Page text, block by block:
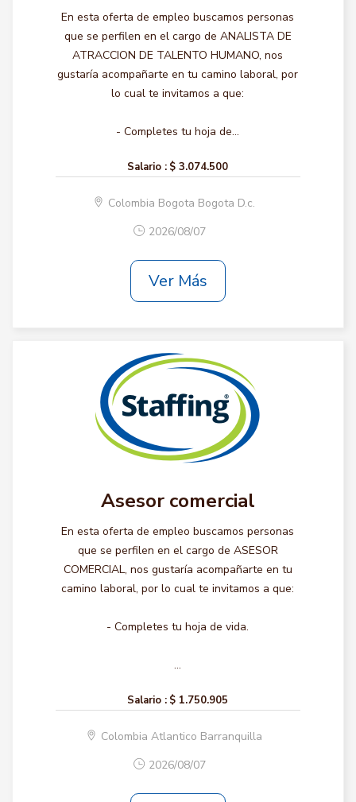
En esta oferta de empleo buscamos personas
que se perfilen en el cargo de ANALISTA DE
ATRACCION DE TALENTO HUMANO, nos
gustaría acompañarte en tu camino laboral, por
lo cual te invitamos a que:
- Completes tu hoja de...
Salario : $ 3.074.500
Colombia Bogota Bogota D.c.
2026/08/07
Ver Más
Asesor comercial
En esta oferta de empleo buscamos personas
que se perfilen en el cargo de ASESOR
COMERCIAL, nos gustaría acompañarte en tu
camino laboral, por lo cual te invitamos a que:
- Completes tu hoja de vida.
...
Salario : $ 1.750.905
Colombia Atlantico Barranquilla
2026/08/07